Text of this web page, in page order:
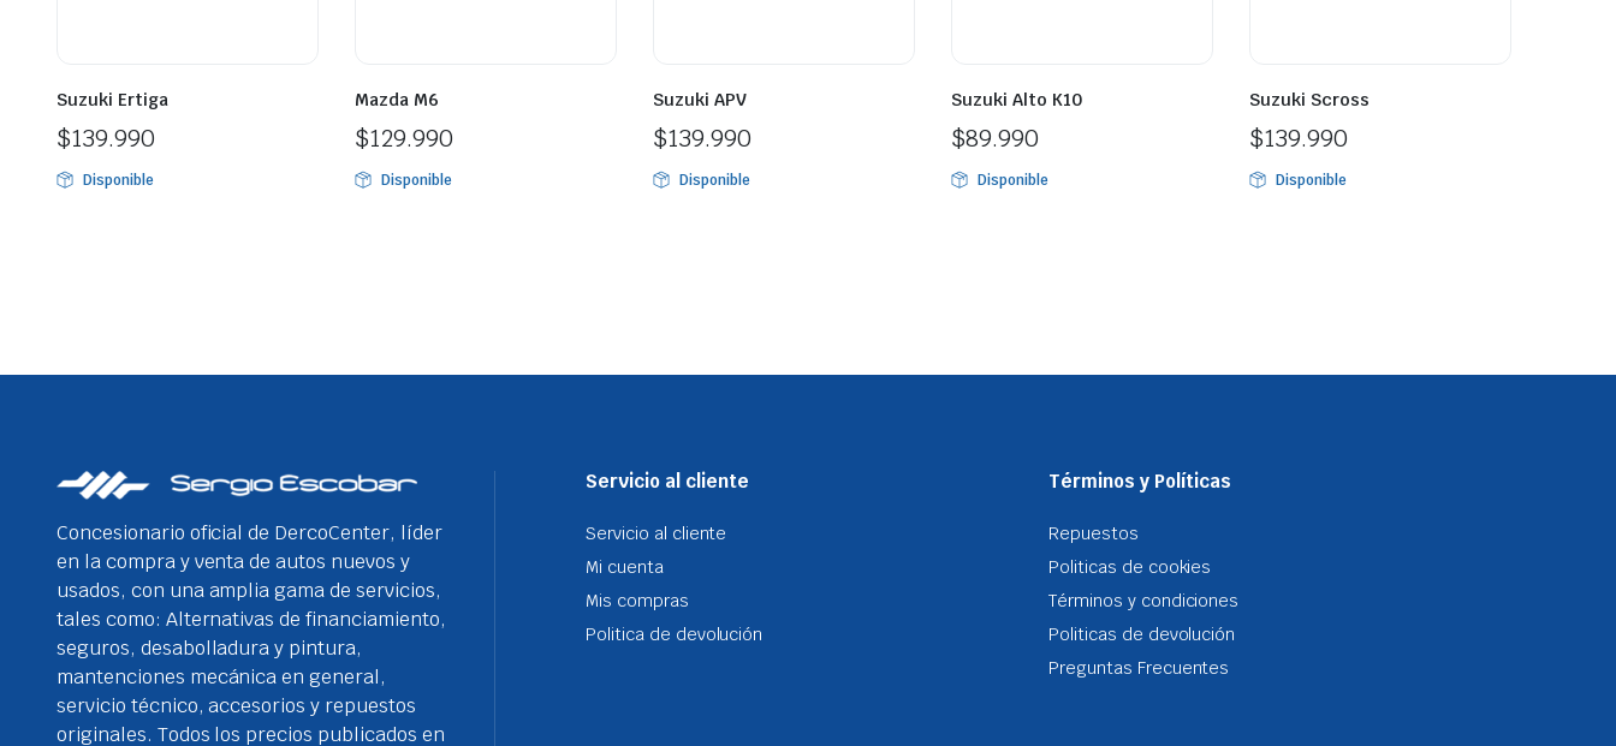
Suzuki Ertiga
$139.990
Disponible
Mazda M6
$129.990
Disponible
Suzuki APV
$139.990
Disponible
Suzuki Alto K10
$89.990
Disponible
Suzuki Scross
$139.990
Disponible
Concesionario oficial de DercoCenter, líder
en la compra y venta de autos nuevos y
usados, con una amplia gama de servicios,
tales como: Alternativas de financiamiento,
seguros, desabolladura y pintura,
mantenciones mecánica en general,
servicio técnico, accesorios y repuestos
originales. Todos los precios publicados en
Servicio al cliente
Servicio al cliente
Mi cuenta
Mis compras
Politica de devolución
Términos y Políticas
Repuestos
Politicas de cookies
Términos y condiciones
Politicas de devolución
Preguntas Frecuentes